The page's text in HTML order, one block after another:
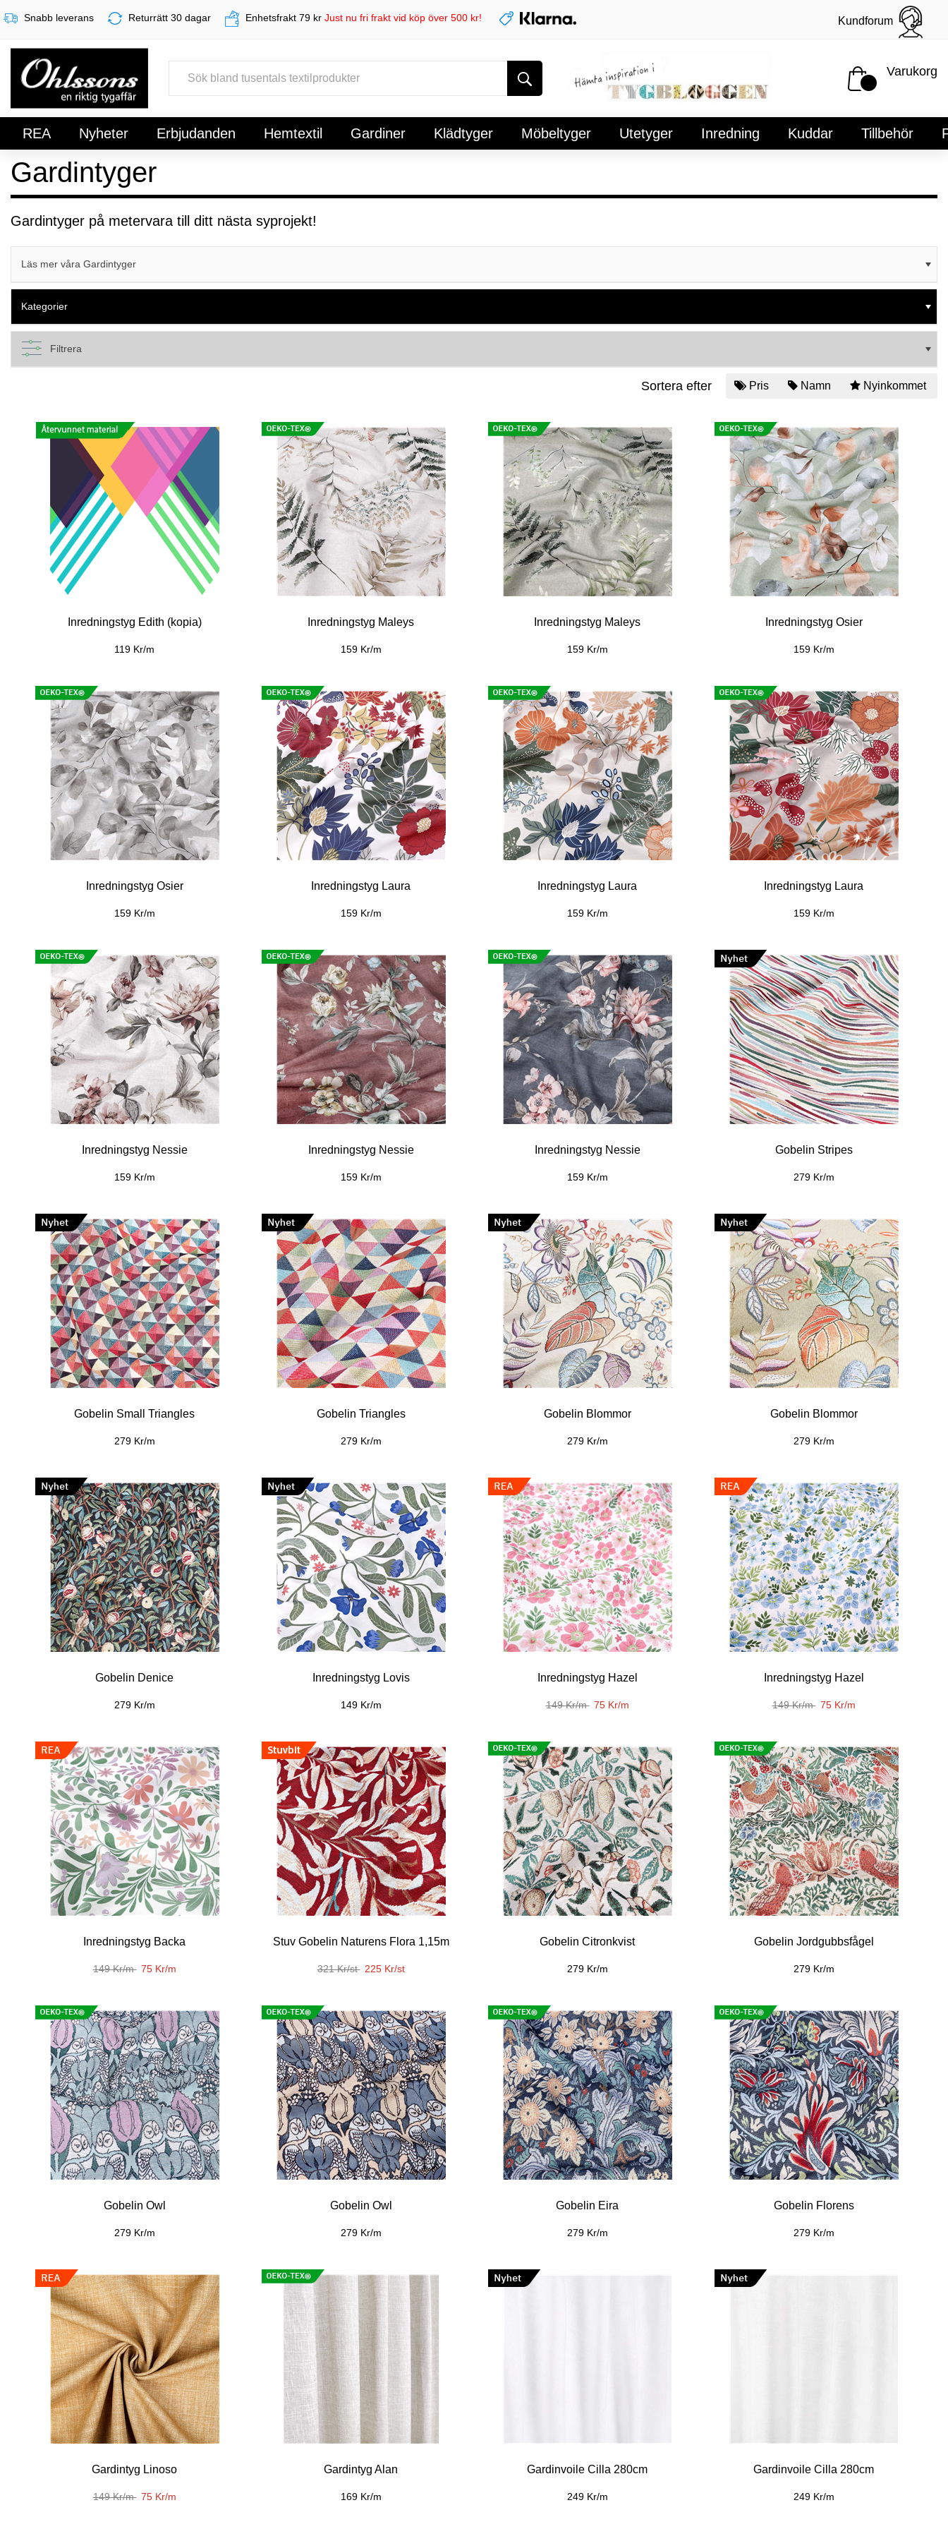
Snabb leverans Returrätt 30 dagar Enhetsfrakt 79 kr Just nu fri frakt vid köp över 500 kr! Kundforum
Varukorg
REA Nyheter Erbjudanden Hemtextil Gardiner Klädtyger Möbeltyger Utetyger Inredning Kuddar Tillbehör
Register Sign In
Gardintyger
Gardintyger på metervara till ditt nästa syprojekt!
Läs mer våra Gardintyger
Kategorier
Filtrera
Sortera efter Pris Namn Nyinkommet
Inredningstyg Edith (kopia)
119 Kr/m
Inredningstyg Maleys
159 Kr/m
Inredningstyg Maleys
159 Kr/m
Inredningstyg Osier
159 Kr/m
Inredningstyg Osier
159 Kr/m
Inredningstyg Laura
159 Kr/m
Inredningstyg Laura
159 Kr/m
Inredningstyg Laura
159 Kr/m
Inredningstyg Nessie
159 Kr/m
Inredningstyg Nessie
159 Kr/m
Inredningstyg Nessie
159 Kr/m
Gobelin Stripes
279 Kr/m
Gobelin Small Triangles
279 Kr/m
Gobelin Triangles
279 Kr/m
Gobelin Blommor
279 Kr/m
Gobelin Blommor
279 Kr/m
Gobelin Denice
279 Kr/m
Inredningstyg Lovis
149 Kr/m
Inredningstyg Hazel
149 Kr/m 75 Kr/m
Inredningstyg Hazel
149 Kr/m 75 Kr/m
Inredningstyg Backa
149 Kr/m 75 Kr/m
Stuv Gobelin Naturens Flora 1,15m
321 Kr/st 225 Kr/st
Gobelin Citronkvist
279 Kr/m
Gobelin Jordgubbsfågel
279 Kr/m
Gobelin Owl
279 Kr/m
Gobelin Owl
279 Kr/m
Gobelin Eira
279 Kr/m
Gobelin Florens
279 Kr/m
Gardintyg Linoso
149 Kr/m 75 Kr/m
Gardintyg Alan
169 Kr/m
Gardinvoile Cilla 280cm
249 Kr/m
Gardinvoile Cilla 280cm
249 Kr/m